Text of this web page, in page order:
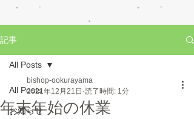
記事
All Posts
お知らせ
All Posts
年末年始の休業
bishop-ookurayama
2021年12月21日 読了時間: 1分